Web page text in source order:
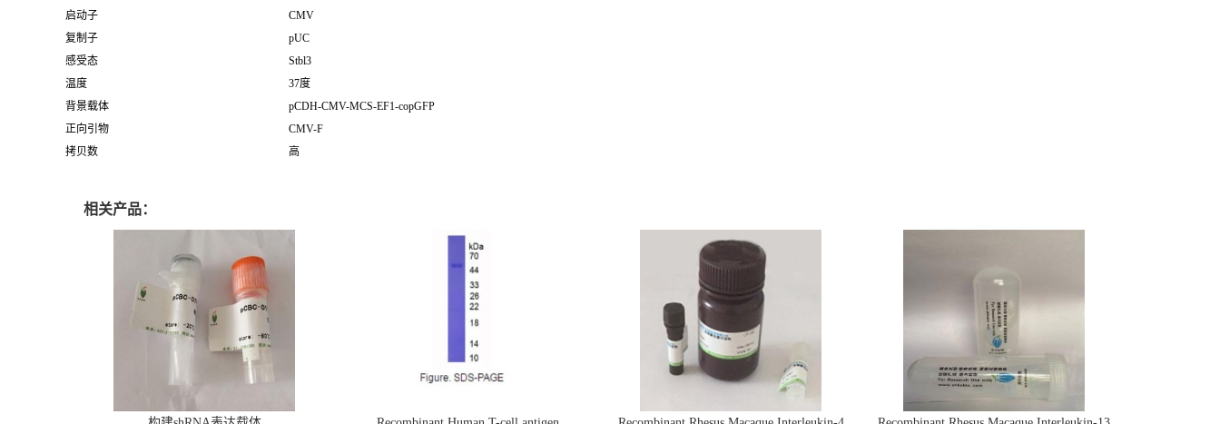
启动子
CMV
复制子
pUC
感受态
Stbl3
温度
37度
背景载体
pCDH-CMV-MCS-EF1-copGFP
正向引物
CMV-F
拷贝数
高
相关产品：